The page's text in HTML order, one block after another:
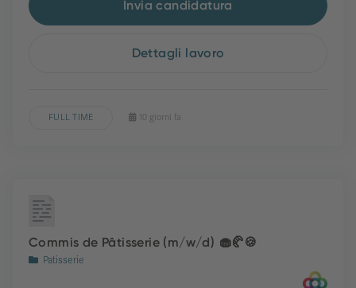
Invia candidatura
Dettagli lavoro
FULL TIME 10 giorni fa
Commis de Pâtisserie (m/w/d) 🧁🥐🍪
Patisserie